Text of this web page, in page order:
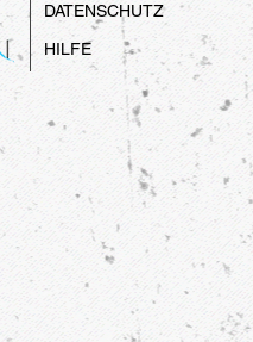
DATENSCHUTZ
HILFE